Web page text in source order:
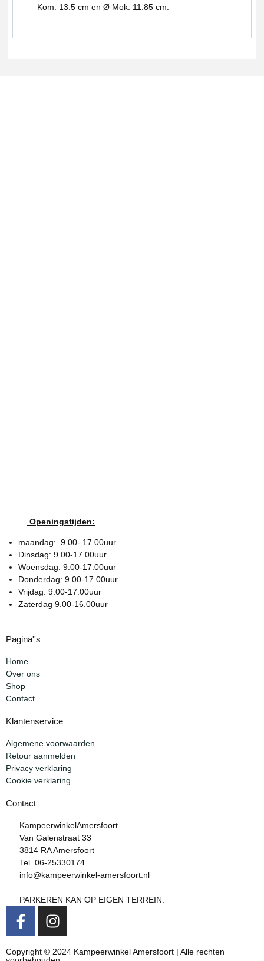
Kom: 13.5 cm en Ø Mok: 11.85 cm.
Openingstijden:
maandag: 9.00- 17.00uur
Dinsdag: 9.00-17.00uur
Woensdag: 9.00-17.00uur
Donderdag: 9.00-17.00uur
Vrijdag: 9.00-17.00uur
Zaterdag 9.00-16.00uur
Pagina''s
Home
Over ons
Shop
Contact
Klantenservice
Algemene voorwaarden
Retour aanmelden
Privacy verklaring
Cookie verklaring
Contact
KampeerwinkelAmersfoort
Van Galenstraat 33
3814 RA Amersfoort
Tel. 06-25330174
info@kampeerwinkel-amersfoort.nl
PARKEREN KAN OP EIGEN TERREIN.
Copyright © 2024 Kampeerwinkel Amersfoort | Alle rechten